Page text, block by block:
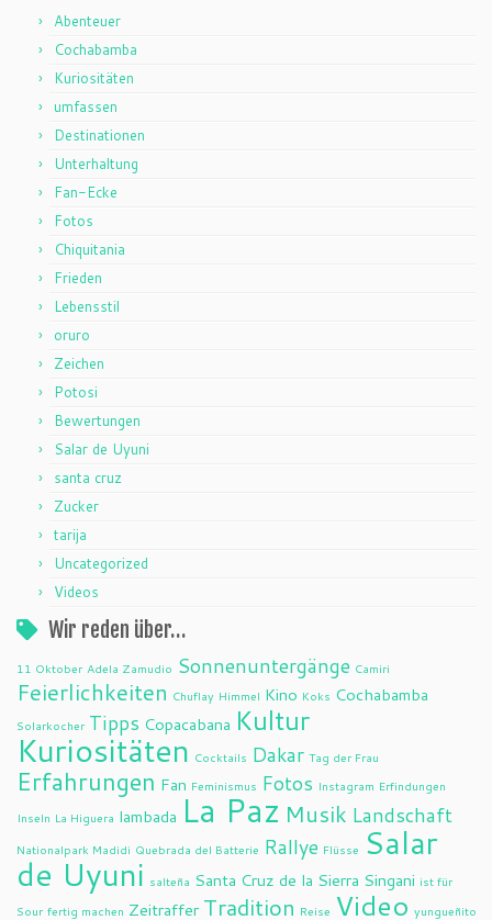
Abenteuer
Cochabamba
Kuriositäten
umfassen
Destinationen
Unterhaltung
Fan-Ecke
Fotos
Chiquitania
Frieden
Lebensstil
oruro
Zeichen
Potosi
Bewertungen
Salar de Uyuni
santa cruz
Zucker
tarija
Uncategorized
Videos
Wir reden über…
11 Oktober Adela Zamudio Sonnenuntergänge Camiri
Feierlichkeiten Chuflay Himmel Kino Koks Cochabamba
Solarkocher Tipps Copacabana Kultur
Kuriositäten Cocktails Dakar Tag der Frau
Erfahrungen Fan Feminismus Fotos Instagram Erfindungen
Inseln La Higuera lambada La Paz Musik Landschaft
Nationalpark Madidi Quebrada del Batterie Rallye Flüsse Salar
de Uyuni salteña Santa Cruz de la Sierra Singani ist für
Sour fertig machen Zeitraffer Tradition Reise Video yungueñito